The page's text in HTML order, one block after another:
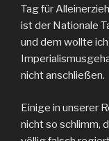
Tag für
ist der Nationale
und dem wollte
nicht anschließen.
Einige in unserer
nicht so schlimm,